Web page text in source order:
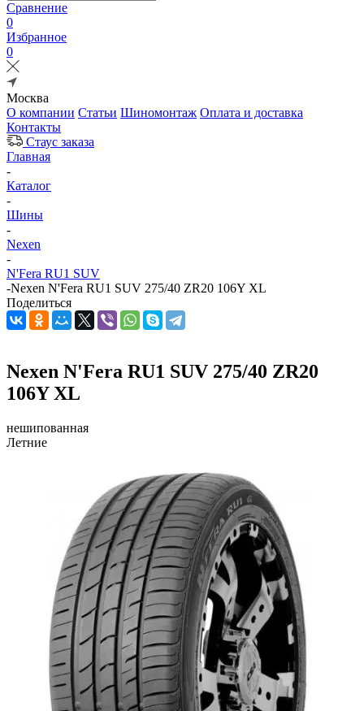
Сравнение
0
Избранное
0
Москва
О компании Статьи Шиномонтаж Оплата и доставка
Контакты
Стаус заказа
Главная
-
Каталог
-
Шины
-
Nexen
-
N'Fera RU1 SUV
-Nexen N'Fera RU1 SUV 275/40 ZR20 106Y XL
Поделиться
Nexen N'Fera RU1 SUV 275/40 ZR20
106Y XL
нешипованная
Летние